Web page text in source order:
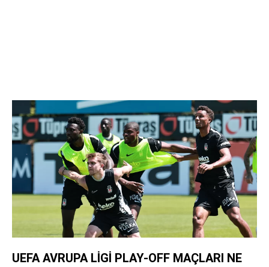
UEFA AVRUPA LİGİ PLAY-OFF MAÇLARI NE